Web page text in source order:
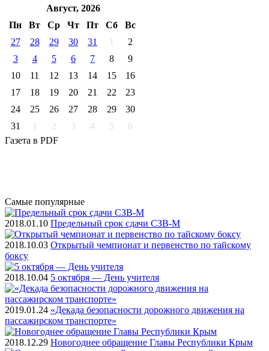
Август, 2026
Пн
Вт Ср Чт Пт Cб
Вс
27
28 29 30 31 1
2
3
4 5 6 7 8
9
10
11 12 13 14 15
16
17
18 19 20 21 22
23
24
25 26 27 28 29
30
31
1 2 3 4 5
6
Газета в PDF
Самые популярные
2018.01.10 Предельный срок сдачи СЗВ-М
2018.10.03 Открытый чемпионат и первенство по тайскому
боксу
2018.10.04 5 октября — День учителя
2019.01.24 «Декада безопасности дорожного движения на
пассажирском транспорте»
2018.12.29 Новогоднее обращение Главы Республики Крым